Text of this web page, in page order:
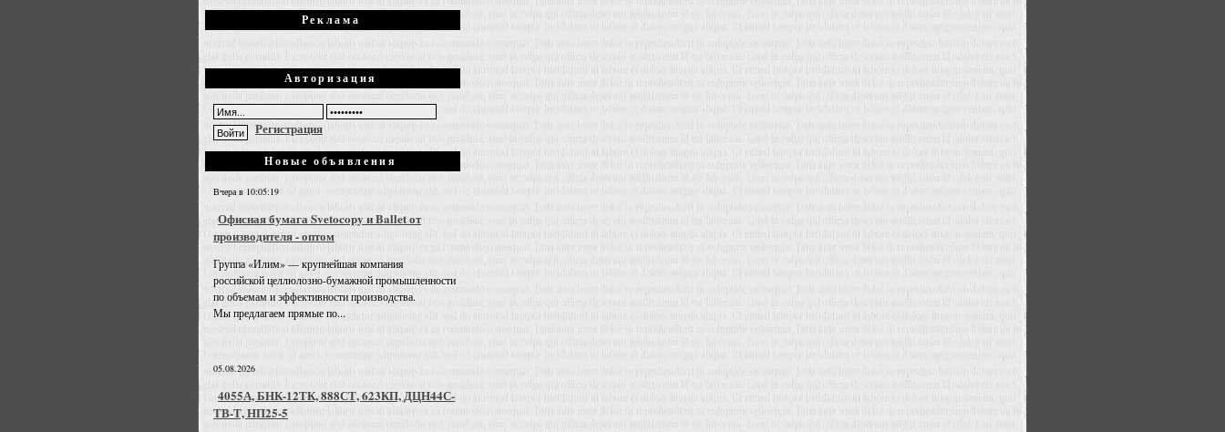
Реклама
Авторизация
Регистрация
Новые объявления
Вчера в 10:05:19
Офисная бумага Svetocopy и Ballet от
производителя - оптом
Группа «Илим» — крупнейшая компания
российской целлюлозно-бумажной промышленности
по объемам и эффективности производства.
Мы предлагаем прямые по...
05.08.2026
4055А, БНК-12ТК, 888СТ, 623КП, ДЦН44С-
ТВ-Т, НП25-5